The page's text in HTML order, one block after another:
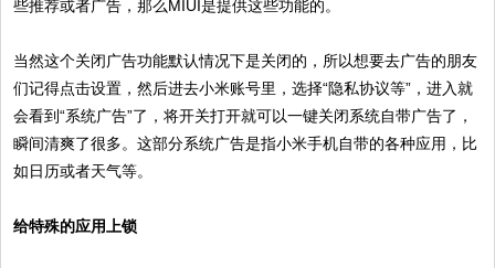
些推荐或者广告，那么MIUI是提供这些功能的。
当然这个关闭广告功能默认情况下是关闭的，所以想要去广告的朋友
们记得点击设置，然后进去小米账号里，选择“隐私协议等”，进入就
会看到“系统广告”了，将开关打开就可以一键关闭系统自带广告了，
瞬间清爽了很多。这部分系统广告是指小米手机自带的各种应用，比
如日历或者天气等。
给特殊的应用上锁